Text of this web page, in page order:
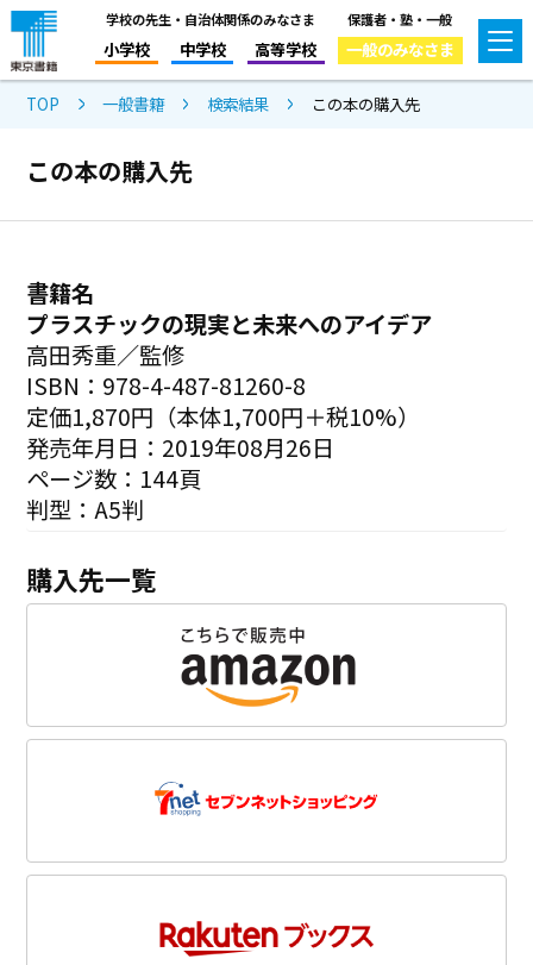
学校の先生・自治体関係のみなさま
小学校 中学校 高等学校
保護者・塾・一般
一般のみなさま
TOP 一般書籍 検索結果 この本の購入先
この本の購入先
書籍名
プラスチックの現実と未来へのアイデア
高田秀重／監修
ISBN：978-4-487-81260-8
定価1,870円（本体1,700円＋税10%）
発売年月日：2019年08月26日
ページ数：144頁
判型：A5判
購入先一覧